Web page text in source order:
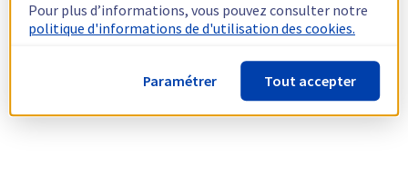
Pour plus d’informations, vous pouvez consulter notre
politique d'informations de d'utilisation des cookies.
Paramétrer Tout accepter